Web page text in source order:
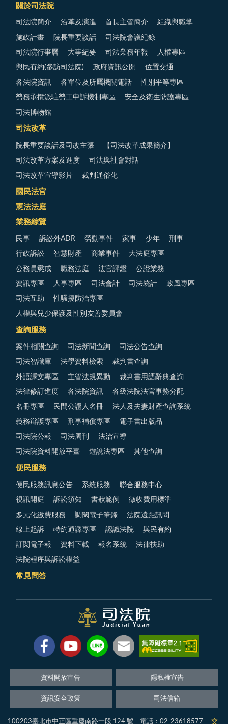
關於司法院
司法院簡介 沿革及演進 首長主管簡介 組織與職掌
施政計畫 院長重要談話 司法院會議紀錄
司法院行事曆 大事紀要 司法業務年報 人權專區
與民有約(參訪司法院) 政府資訊公開 位置交通
各法院資訊 各單位及所屬機關電話 性別平等專區
勞務承攬派駐勞工申訴機制專區 安全及衛生防護專區
司法博物館
司法改革
院長重要談話及司改主張 【司法改革成果簡介】
司法改革方案及進度 司法與社會對話
司法改革宣導影片 裁判通俗化
國民法官
憲法法庭
業務綜覽
民事 訴訟外ADR 勞動事件 家事 少年 刑事
行政訴訟 智慧財產 商業事件 大法庭專區
公務員懲戒 職務法庭 法官評鑑 公證業務
資訊專區 人事專區 司法會計 司法統計 政風專區
司法互助 性騷擾防治專區
人權與兒少保護及性別友善委員會
查詢服務
案件相關查詢 司法新聞查詢 司法公告查詢
司法智識庫 法學資料檢索 裁判書查詢
外語譯文專區 主管法規異動 裁判書用語辭典查詢
法律修訂進度 各法院資訊 各級法院法官事務分配
名冊專區 民間公證人名冊 法人及夫妻財產查詢系統
義務辯護專區 刑事補償專區 電子書出版品
司法院公報 司法周刊 法治宣導
司法院資料開放平臺 遊說法專區 其他查詢
便民服務
便民服務訊息公告 系統服務 聯合服務中心
視訊開庭 訴訟須知 書狀範例 徵收費用標準
多元化繳費服務 調閱電子筆錄 法院遠距訊問
線上起訴 特約通譯專區 認識法院 與民有約
訂閱電子報 資料下載 報名系統 法律扶助
法院程序與訴訟權益
常見問答
資料開放宣告 隱私權宣告
資訊安全政策 司法信箱
100203臺北市中正區重慶南路一段 124 號 電話：02-23618577 交